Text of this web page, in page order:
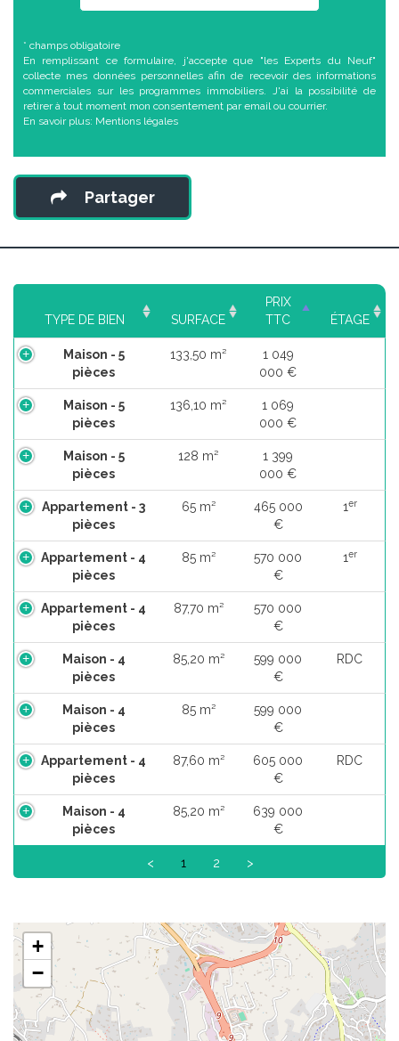
* champs obligatoire
En remplissant ce formulaire, j'accepte que "les Experts du Neuf"
collecte mes données personnelles afin de recevoir des informations
commerciales sur les programmes immobiliers. J'ai la possibilité de
retirer à tout moment mon consentement par email ou courrier.
En savoir plus: Mentions légales
Partager
TYPE DE BIEN SURFACE
PRIX
TTC
ÉTAGE
Maison - 5
pièces
133,50 m²
1 049
000 €
Maison - 5
pièces
136,10 m²
1 069
000 €
Maison - 5
pièces
128 m²
1 399
000 €
Appartement - 3
pièces
65 m²
465 000
€
1er
Appartement - 4
pièces
85 m²
570 000
€
1er
Appartement - 4
pièces
87,70 m²
570 000
€
Maison - 4
pièces
85,20 m²
599 000
€
RDC
Maison - 4
pièces
85 m²
599 000
€
Appartement - 4
pièces
87,60 m²
605 000
€
RDC
Maison - 4
pièces
85,20 m²
639 000
€
< 1 2 >
+
−